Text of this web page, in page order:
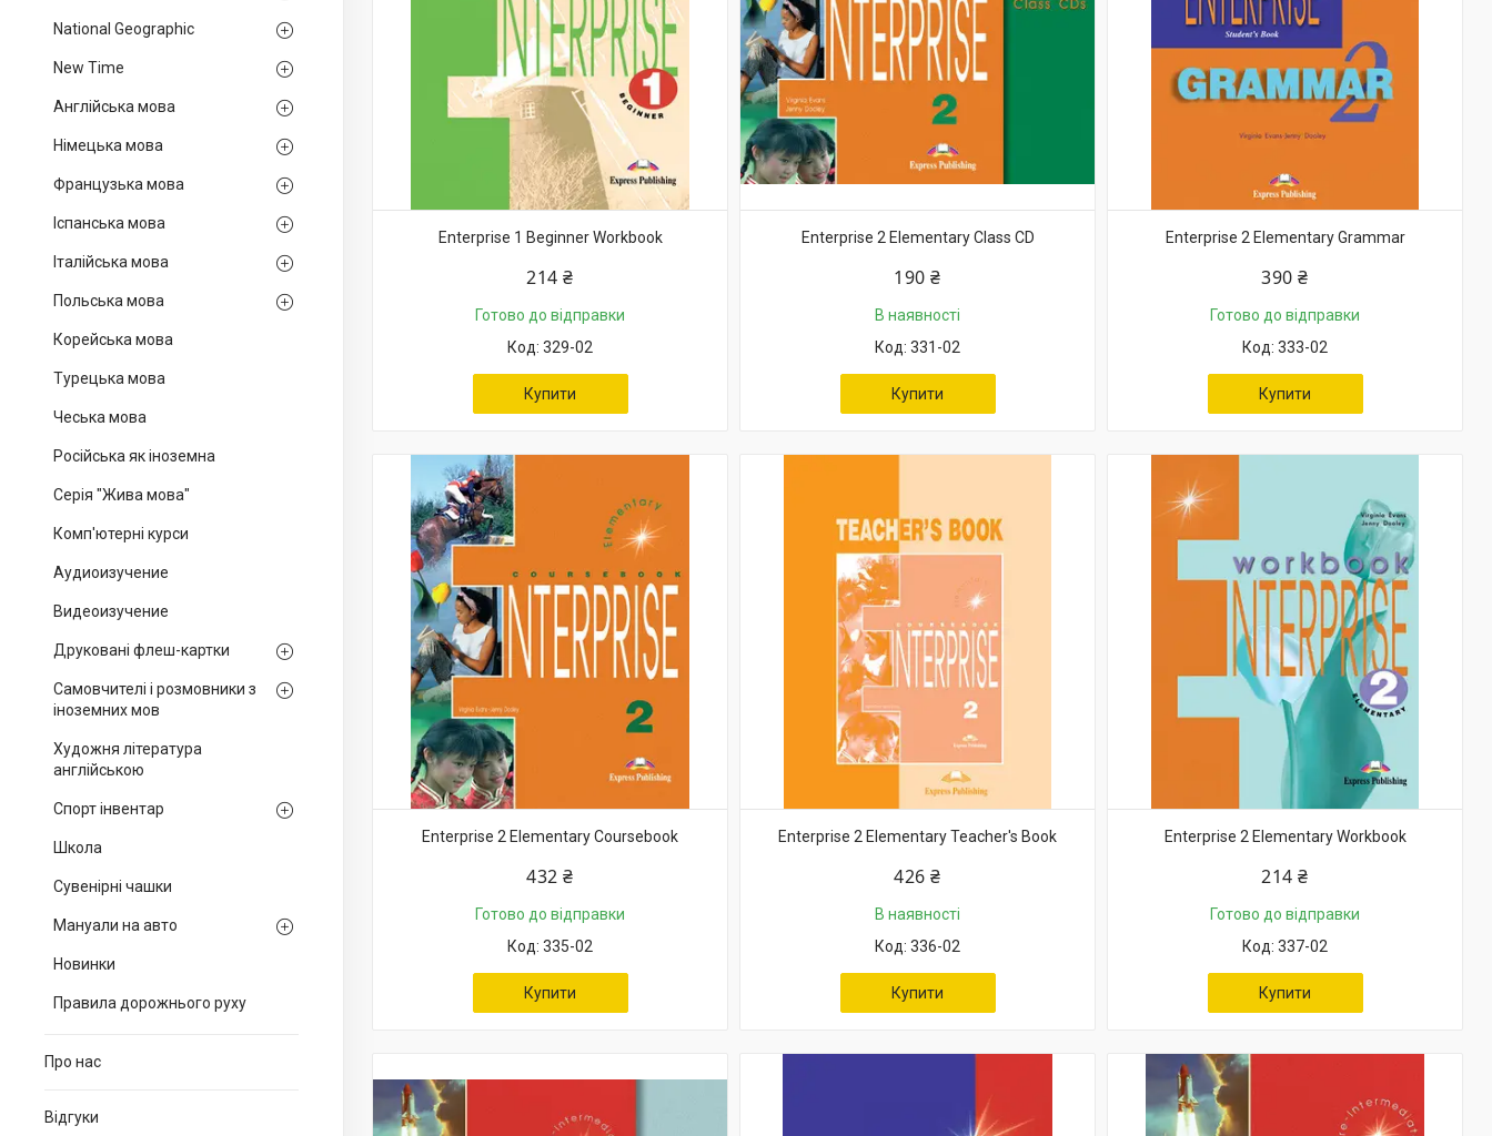
National Geographic
New Time
Англійська мова
Німецька мова
Французька мова
Іспанська мова
Італійська мова
Польська мова
Корейська мова
Турецька мова
Чеська мова
Російська як іноземна
Серія "Жива мова"
Комп'ютерні курси
Аудиоизучение
Видеоизучение
Друковані флеш-картки
Самовчителі і розмовники з
іноземних мов
Художня література
англійською
Спорт інвентар
Школа
Сувенірні чашки
Мануали на авто
Новинки
Правила дорожнього руху
Про нас
Відгуки
Enterprise 1 Beginner Workbook
214 ₴
Готово до відправки
329-02
Купити
Enterprise 2 Elementary Class CD
190 ₴
В наявності
331-02
Купити
Enterprise 2 Elementary Grammar
390 ₴
Готово до відправки
333-02
Купити
Enterprise 2 Elementary Coursebook
432 ₴
Готово до відправки
335-02
Купити
Enterprise 2 Elementary Teacher's Book
426 ₴
В наявності
336-02
Купити
Enterprise 2 Elementary Workbook
214 ₴
Готово до відправки
337-02
Купити